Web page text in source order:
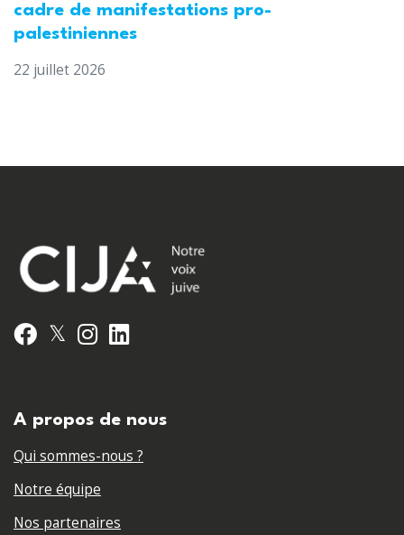
cadre de manifestations pro-
palestiniennes
22 juillet 2026
Facebook
𝕏 Instagram
A propos de nous
Qui sommes-nous ?
Notre équipe
Nos partenaires